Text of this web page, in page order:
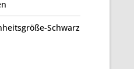
Schwarz